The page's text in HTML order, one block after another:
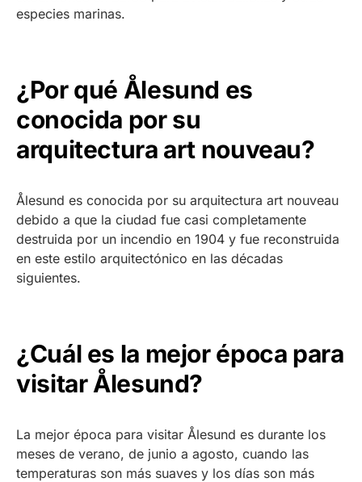
especies marinas.
¿Por qué Ålesund es
conocida por su
arquitectura art nouveau?
Ålesund es conocida por su arquitectura art nouveau
debido a que la ciudad fue casi completamente
destruida por un incendio en 1904 y fue reconstruida
en este estilo arquitectónico en las décadas
siguientes.
¿Cuál es la mejor época para
visitar Ålesund?
La mejor época para visitar Ålesund es durante los
meses de verano, de junio a agosto, cuando las
temperaturas son más suaves y los días son más